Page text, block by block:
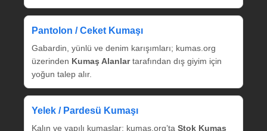
Pantolon / Ceket Kumaşı
Gabardin, yünlü ve denim karışımları; kumas.org
üzerinden Kumaş Alanlartarafından dış giyim için
yoğun talep alır.
Yelek / Pardesü Kumaşı
Kalın ve yapılı kumaşlar; kumas.org’ta Stok Kumaş